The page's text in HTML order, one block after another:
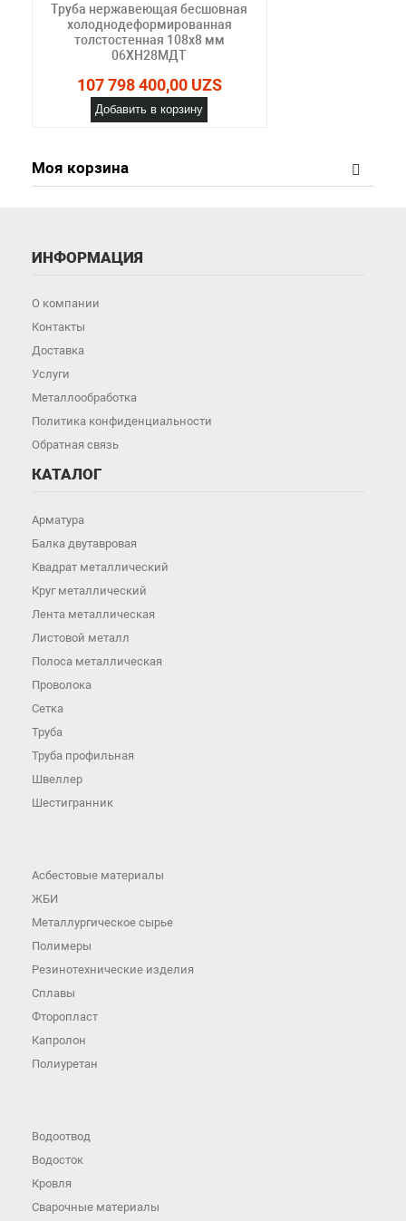
Труба нержавеющая бесшовная
холоднодеформированная
толстостенная 108х8 мм
06ХН28МДТ
107 798 400,00 UZS
Добавить в корзину
Моя корзина
ИНФОРМАЦИЯ
О компании
Контакты
Доставка
Услуги
Металлообработка
Политика конфиденциальности
Обратная связь
КАТАЛОГ
Арматура
Балка двутавровая
Квадрат металлический
Круг металлический
Лента металлическая
Листовой металл
Полоса металлическая
Проволока
Сетка
Труба
Труба профильная
Швеллер
Шестигранник
Асбестовые материалы
ЖБИ
Металлургическое сырье
Полимеры
Резинотехнические изделия
Сплавы
Фторопласт
Капролон
Полиуретан
Водоотвод
Водосток
Кровля
Сварочные материалы